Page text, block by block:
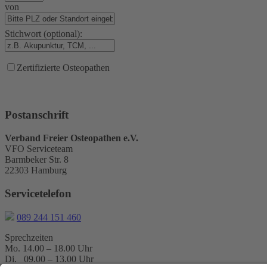
von
Stichwort (optional):
Zertifizierte Osteopathen
Postanschrift
Verband Freier Osteopathen e.V.
VFO Serviceteam
Barmbeker Str. 8
22303 Hamburg
Servicetelefon
089 244 151 460
Sprechzeiten
Mo. 14.00 – 18.00 Uhr
Di. 09.00 – 13.00 Uhr